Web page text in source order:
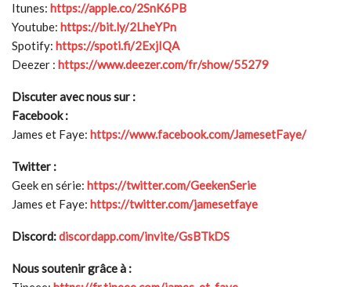
Itunes: https://apple.co/2SnK6PB
Youtube: https://bit.ly/2LheYPn
Spotify: https://spoti.fi/2ExjIQA
Deezer : https://www.deezer.com/fr/show/55279
Discuter avec nous sur :
Facebook :
James et Faye: https://www.facebook.com/JamesetFaye/
Twitter :
Geek en série: https://twitter.com/GeekenSerie
James et Faye: https://twitter.com/jamesetfaye
Discord:discordapp.com/invite/GsBTkDS
Nous soutenir grâce à :